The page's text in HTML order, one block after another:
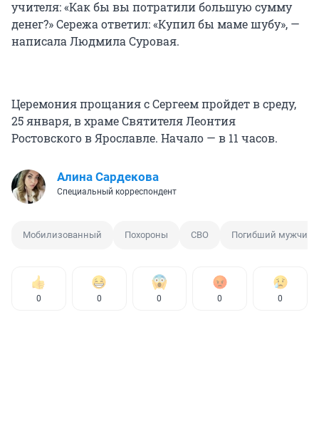
учителя: «Как бы вы потратили большую сумму
денег?» Сережа ответил: «Купил бы маме шубу», —
написала Людмила Суровая.
Церемония прощания с Сергеем пройдет в среду,
25 января, в храме Святителя Леонтия
Ростовского в Ярославле. Начало — в 11 часов.
Алина Сардекова
Специальный корреспондент
Мобилизованный Похороны СВО Погибший мужчина
0 0 0 0 0